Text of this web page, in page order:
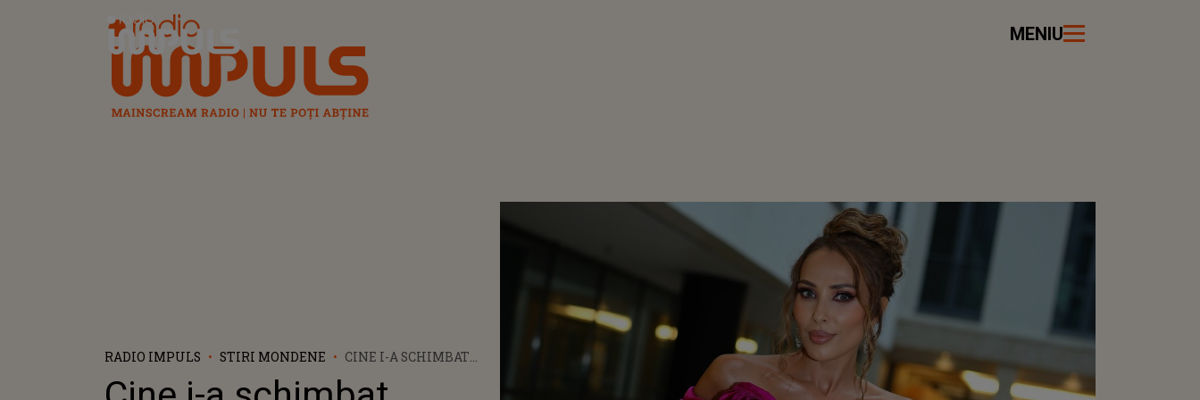
Radio Impuls MENIU
RADIO IMPULS STIRI MONDENE
CINE I-A SCHIMBAT
VÂNTUR? VEDETA FACE